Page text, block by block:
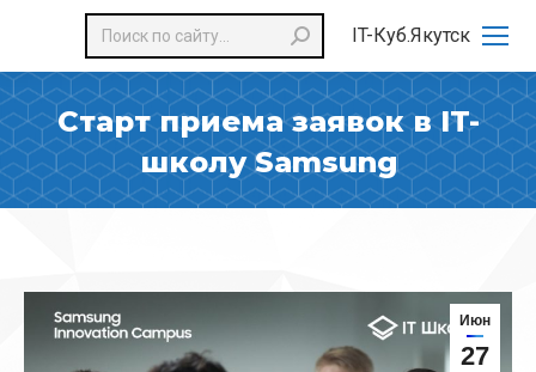
IT-Куб.Якутск
Поиск:
Старт приема заявок в IT-
школу Samsung
Июн
27